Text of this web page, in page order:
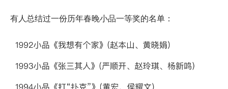
有人总结过一份历年春晚小品一等奖的名单：